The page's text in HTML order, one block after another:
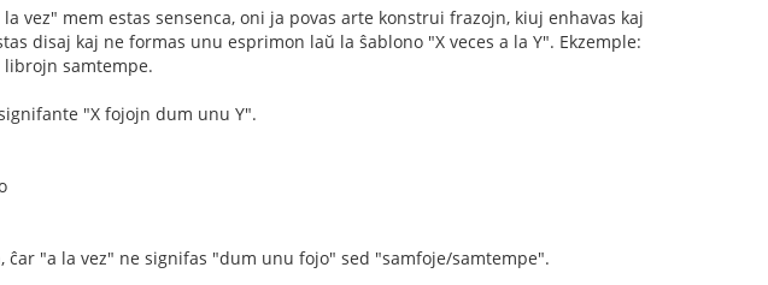
vez" mem estas sensenca, oni ja povas arte konstrui frazojn, kiuj enhavas kaj
disaj kaj ne formas unu esprimon laŭ la ŝablono "X veces a la Y". Ekzemple:
librojn samtempe.
"X fojojn dum unu Y".
ĉar "a la vez" ne signifas "dum unu fojo" sed "samfoje/samtempe".